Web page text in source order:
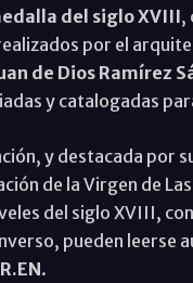
del siglo XVIII,
por el
de Dios Ramírez
y catalogadas
y destacada por
de la Virgen de
del siglo XVIII,
pueden leerse
.